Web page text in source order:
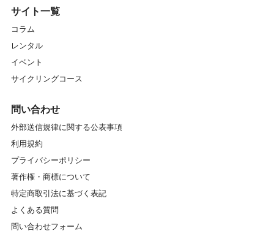
サイト一覧
コラム
レンタル
イベント
サイクリングコース
問い合わせ
外部送信規律に関する公表事項
利用規約
プライバシーポリシー
著作権・商標について
特定商取引法に基づく表記
よくある質問
問い合わせフォーム